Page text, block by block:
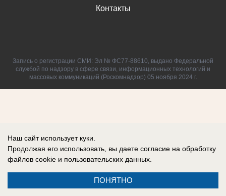
Контакты
Запись о регистрации СМИ: Эл № ФС77-88610, выдано Федеральной
службой по надзору в сфере связи, информационных технологий и
массовых коммуникаций (Роскомнадзор) 05 ноября 2024 г.
Наш сайт использует куки.
Продолжая его использовать, вы даете согласие на обработку
файлов cookie и пользовательских данных.
ПОНЯТНО